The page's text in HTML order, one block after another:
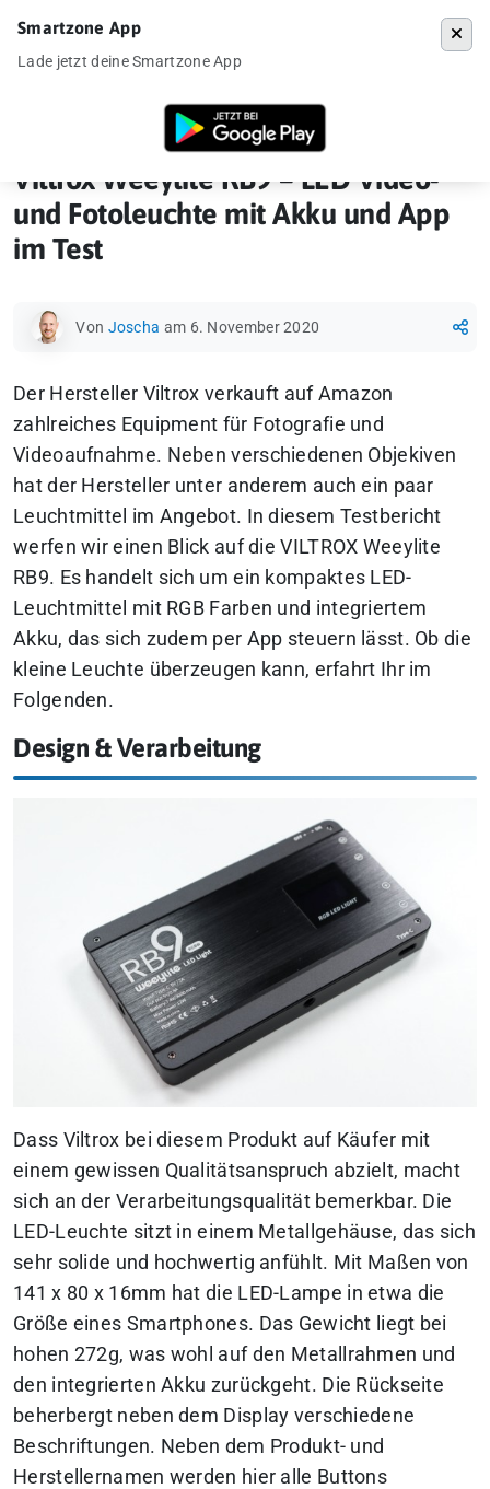
»Viltrox Weeylite RB9 – LED Video- und
Viltrox Weeylite RB9 – LED Video-
und Fotoleuchte mit Akku und App
im Test
Von Joscha am 6. November 2020
Der Hersteller Viltrox verkauft auf Amazon
zahlreiches Equipment für Fotografie und
Videoaufnahme. Neben verschiedenen Objekiven
hat der Hersteller unter anderem auch ein paar
Leuchtmittel im Angebot. In diesem Testbericht
werfen wir einen Blick auf die VILTROX Weeylite
RB9. Es handelt sich um ein kompaktes LED-
Leuchtmittel mit RGB Farben und integriertem
Akku, das sich zudem per App steuern lässt. Ob die
kleine Leuchte überzeugen kann, erfahrt Ihr im
Folgenden.
Design & Verarbeitung
Dass Viltrox bei diesem Produkt auf Käufer mit
einem gewissen Qualitätsanspruch abzielt, macht
sich an der Verarbeitungsqualität bemerkbar. Die
LED-Leuchte sitzt in einem Metallgehäuse, das sich
sehr solide und hochwertig anfühlt. Mit Maßen von
141 x 80 x 16mm hat die LED-Lampe in etwa die
Größe eines Smartphones. Das Gewicht liegt bei
hohen 272g, was wohl auf den Metallrahmen und
den integrierten Akku zurückgeht. Die Rückseite
beherbergt neben dem Display verschiedene
Beschriftungen. Neben dem Produkt- und
Herstellernamen werden hier alle Buttons
Smartzone App
Lade jetzt deine Smartzone App